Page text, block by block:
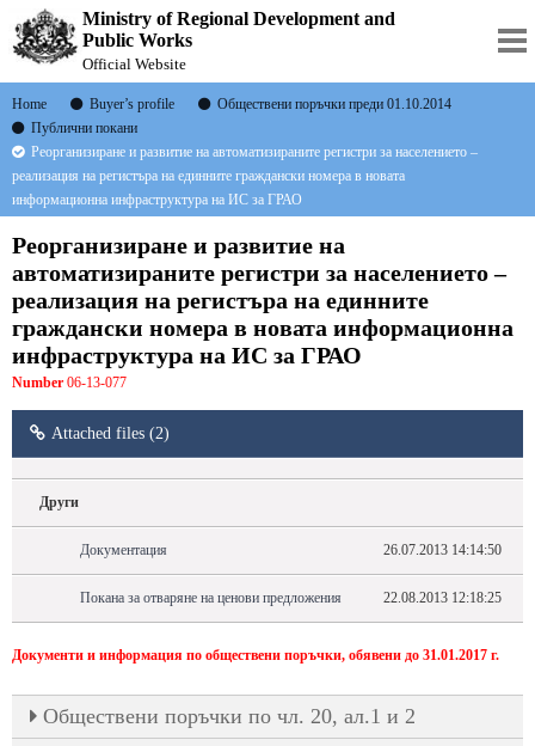
Ministry of Regional Development and
Public Works
Official Website
Home Buyer’s profile
Обществени поръчки преди 01.10.2014
Публични покани
Реорганизиране и развитие на автоматизираните регистри за населението –
реализация на регистъра на единните граждански номера в новата
информационна инфраструктура на ИС за ГРАО
Реорганизиране и развитие на
автоматизираните регистри за населението –
реализация на регистъра на единните
граждански номера в новата информационна
инфраструктура на ИС за ГРАО
Number 06-13-077
Attached files (2)
Други
Документация 26.07.2013 14:14:50
Покана за отваряне на ценови предложения 22.08.2013 12:18:25
Документи и информация по обществени поръчки, обявени до 31.01.2017 г.
Oбществени поръчки по чл. 20, ал.1 и 2